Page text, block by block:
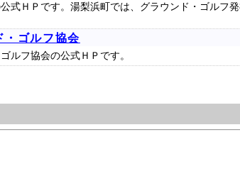
式ＨＰです。湯梨浜町では、グラウンド・ゴルフ
・ゴルフ協会
ルフ協会の公式ＨＰです。